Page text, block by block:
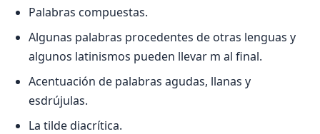
Palabras compuestas.
Algunas palabras procedentes de otras lenguas y
algunos latinismos pueden llevar m al final.
Acentuación de palabras agudas, llanas y
esdrújulas.
La tilde diacrítica.